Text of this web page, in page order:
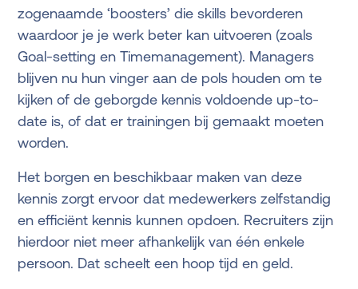
zogenaamde ‘boosters’ die skills bevorderen
waardoor je je werk beter kan uitvoeren (zoals
Goal-setting en Timemanagement). Managers
blijven nu hun vinger aan de pols houden om te
kijken of de geborgde kennis voldoende up-to-
date is, of dat er trainingen bij gemaakt moeten
worden.
Het borgen en beschikbaar maken van deze
kennis zorgt ervoor dat medewerkers zelfstandig
en efficiënt kennis kunnen opdoen. Recruiters zijn
hierdoor niet meer afhankelijk van één enkele
persoon. Dat scheelt een hoop tijd en geld.